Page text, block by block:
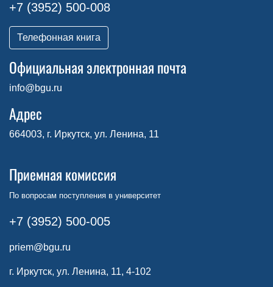
+7 (3952) 500-008
Телефонная книга
Официальная электронная почта
info@bgu.ru
Адрес
664003, г. Иркутск, ул. Ленина, 11
Приемная комиссия
По вопросам поступления в университет
+7 (3952) 500-005
priem@bgu.ru
г. Иркутск, ул. Ленина, 11, 4-102